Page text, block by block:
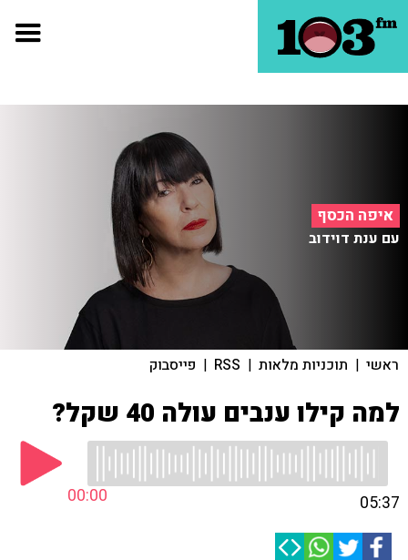
איפה הכסף
עם ענת דוידוב
ראשי | תוכניות מלאות |
RSS
| פייסבוק
למה קילו ענבים עולה 40 שקל?
00:00 05:37